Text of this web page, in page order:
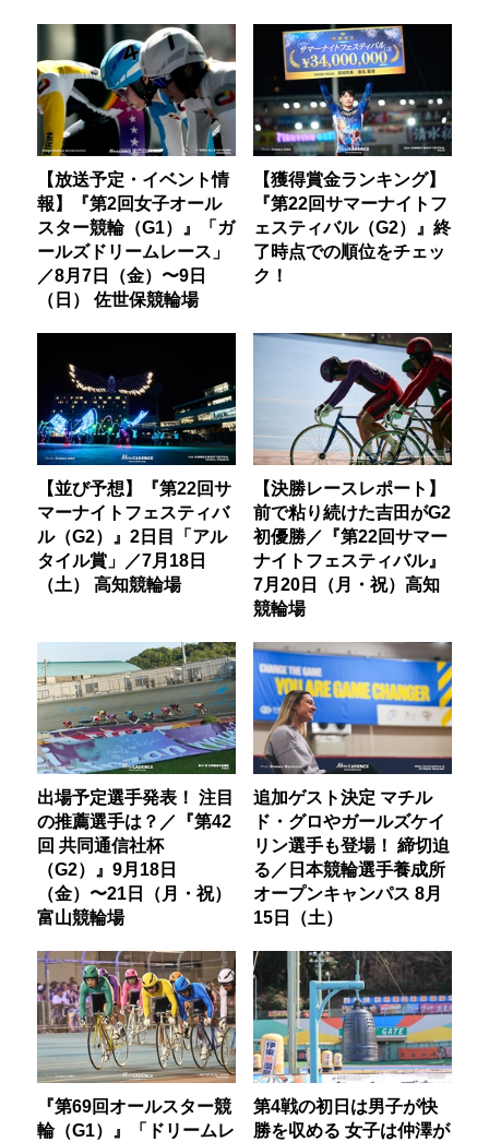
【放送予定・イベント情
報】『第2回女子オール
スター競輪（G1）』「ガ
ールズドリームレース」
／8月7日（金）〜9日
（日） 佐世保競輪場
【獲得賞金ランキング】
『第22回サマーナイトフ
ェスティバル（G2）』終
了時点での順位をチェッ
ク！
【並び予想】『第22回サ
マーナイトフェスティバ
ル（G2）』2日目「アル
タイル賞」／7月18日
（土） 高知競輪場
【決勝レースレポート】
前で粘り続けた吉田がG2
初優勝／『第22回サマー
ナイトフェスティバル』
7月20日（月・祝）高知
競輪場
出場予定選手発表！ 注目
の推薦選手は？／『第42
回 共同通信社杯
（G2）』9月18日
（金）〜21日（月・祝）
富山競輪場
追加ゲスト決定 マチル
ド・グロやガールズケイ
リン選手も登場！ 締切迫
る／日本競輪選手養成所
オープンキャンパス 8月
15日（土）
『第69回オールスター競
輪（G1）』「ドリームレ
第4戦の初日は男子が快
勝を収める 女子は仲澤が